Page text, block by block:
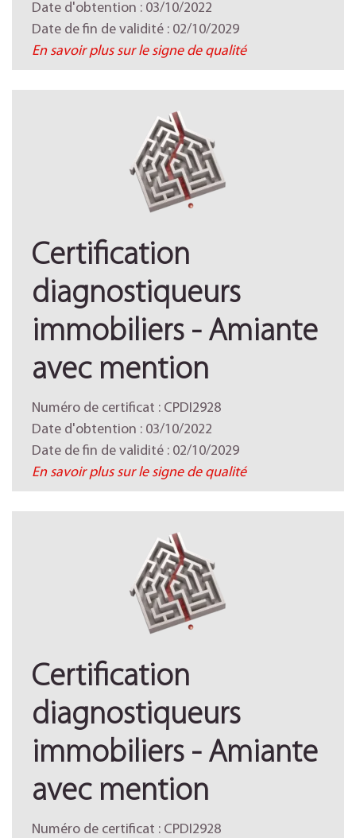
Date d'obtention : 03/10/2022
Date de fin de validité : 02/10/2029
En savoir plus sur le signe de qualité
Certification
diagnostiqueurs
immobiliers - Amiante
avec mention
Numéro de certificat : CPDI2928
Date d'obtention : 03/10/2022
Date de fin de validité : 02/10/2029
En savoir plus sur le signe de qualité
Certification
diagnostiqueurs
immobiliers - Amiante
avec mention
Numéro de certificat : CPDI2928